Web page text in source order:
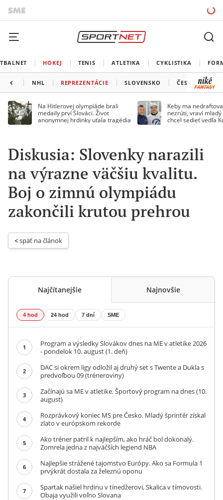
HOKEJ TENIS ATLETIKA CYKLISTIKA
NHL REPREZENTÁCIE SLOVENSKO ČESKO
Na Hitlerovej olympiáde brali
medaily prví Slováci. Život
anonymnej hrdinky uťala tragédia
Keby ma
nezrúti, vraví mladý
chcel sedieť vedľa
Diskusia: Slovenky narazili
na výrazne väčšiu kvalitu.
Boj o zimnú olympiádu
zakončili krutou prehrou
< späť na článok
Najčítanejšie Najnovšie
4 hod 24 hod 7 dní SME
1
Program a výsledky Slovákov dnes na ME v atletike 2026
- pondelok 10. august (1. deň)
2
DAC si okrem ligy odložil aj druhý set s Twente a Dukla s
predvoľbou 09 (tréneroviny)
3
Začínajú sa ME v atletike. Športový program na dnes (10.
august)
4
Rozprávkový koniec MS pre Česko. Mladý šprintér získal
zlato v európskom rekorde
5
Ako tréner patril k najlepším, ako hráč bol dokonalý.
Zomrela jedna z najväčších legiend NBA
6
Najlepšie strážené tajomstvo Európy. Ako sa Formula 1
prvýkrát dostala za železnú oponu
7
Spartak našiel hrdinu v tínedžerovi, Skalica v tímovosti.
Obaja využili voľno Slovana